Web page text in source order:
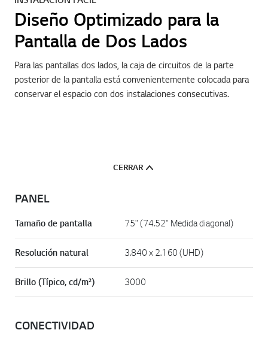
Diseño Optimizado para la
Pantalla de Dos Lados
Para las pantallas dos lados, la caja de circuitos de la parte
posterior de la pantalla está convenientemente colocada para
conservar el espacio con dos instalaciones consecutivas.
CERRAR
PANEL
Tamaño de pantalla 75" (74.52" Medida diagonal)
Resolución natural 3.840 x 2.160 (UHD)
Brillo (Típico, cd/m²) 3000
CONECTIVIDAD